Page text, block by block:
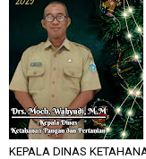
KEPALA DINAS